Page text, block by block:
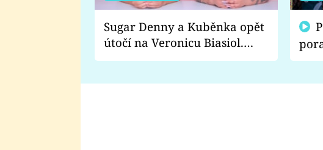
Sugar Denny a Kuběnka opět
útočí na Veronicu Biasiol.
Proč je podle nich falešná a